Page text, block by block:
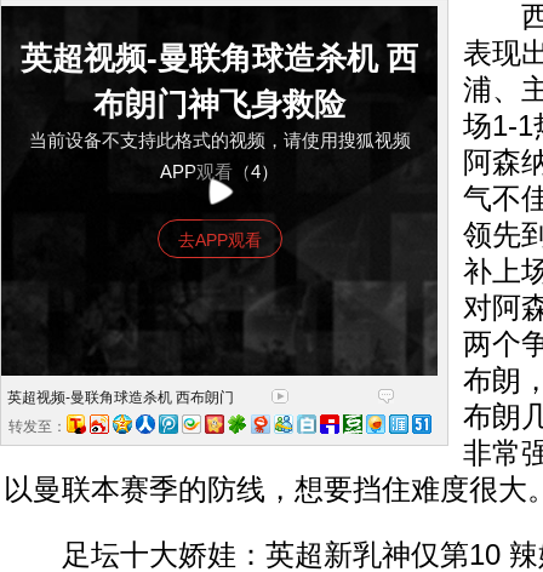
英超视频-曼联角球造杀机 西
布朗门神飞身救险
当前设备不支持此格式的视频，请使用搜狐视频
APP观看（4）
去APP观看
英超视频-曼联角球造杀机 西布朗门
转发至：
西
表现
浦、
场1-1
阿森
气不
领先
补上
对阿
两个
布朗
布朗
非常
以曼联本赛季的防线，想要挡住难度很大
足坛十大娇娃：英超新乳神仅第10 辣